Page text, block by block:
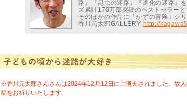
路』『昆虫の迷路』『進化の迷路』
ズ累計170万部突破のベストセラー
そのほかの作品に「かずの冒険」シ
香川元太郎GALLERY http://
子どもの頃から迷路が大好き
※香川元太郎さんさんは2024年12月12日にご逝去されました。故
福をお祈りいたします。